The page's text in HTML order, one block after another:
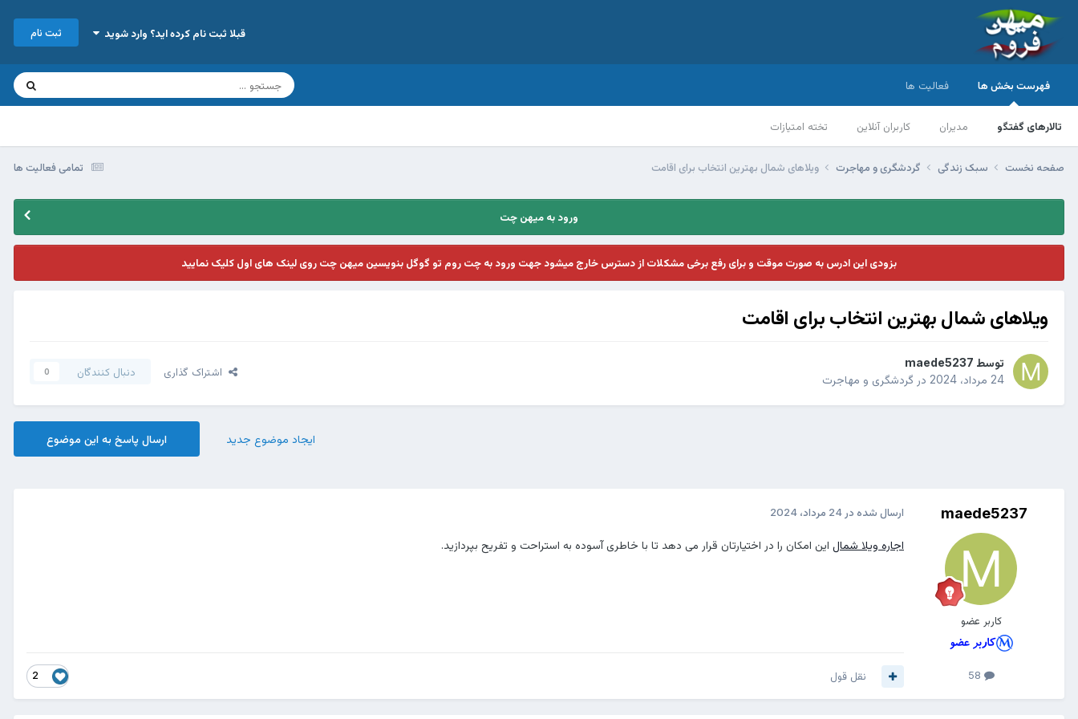
قبلا ثبت نام کرده اید؟ وارد شوید ثبت نام
فهرست بخش ها
تالارهای گفتگو مدیران کاربران آنلاین تخته امتیازات
فعالیت ها
تمامی فعالیت ها صفحه نخست سبک زندگی گردشگری و مهاجرت ویلاهای شمال بهترین انتخاب برای اقامت
ورود به میهن چت
بزودی این ادرس به صورت موقت و برای رفع برخی مشکلات از دسترس خارج میشود جهت ورود به چت روم تو گوگل بنویسین میهن چت روی لینک های اول کلیک نمایید
ویلاهای شمال بهترین انتخاب برای اقامت
توسط maede5237
24 مرداد، 2024
در گردشگری و مهاجرت
اشتراک گذاری دنبال کنندگان 0
ارسال پاسخ به این موضوع ایجاد موضوع جدید
maede5237
کاربر عضو
ارسال شده در 24 مرداد، 2024
اجاره ویلا شمال این امکان را در اختیارتان قرار می دهد تا با خاطری آسوده به استراحت و تفریح بپردازید.
2 نقل قول